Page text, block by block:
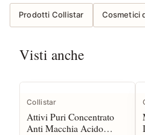
Prodotti Collistar Cosmetici
Visti anche
Collistar
Attivi Puri Concentrato
Anti Macchia Acido